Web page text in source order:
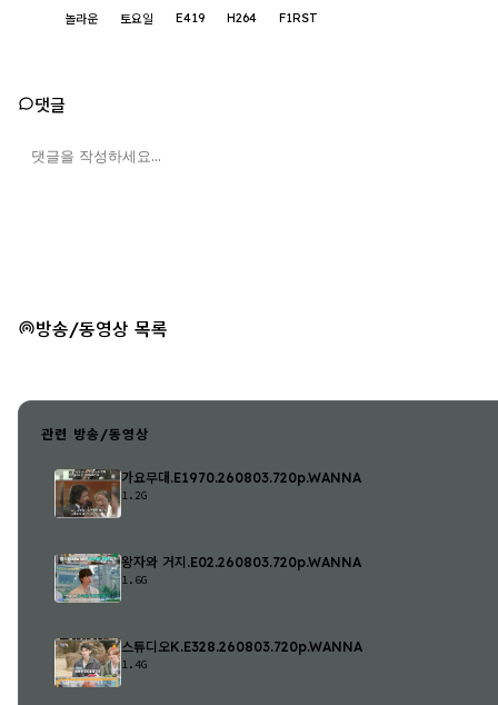
놀라운 토요일 E419 H264 F1RST
댓글
방송/동영상 목록
관련 방송/동영상
가요무대.E1970.260803.720p.WANNA
1.2G
왕자와 거지.E02.260803.720p.WANNA
1.6G
스튜디오K.E328.260803.720p.WANNA
1.4G